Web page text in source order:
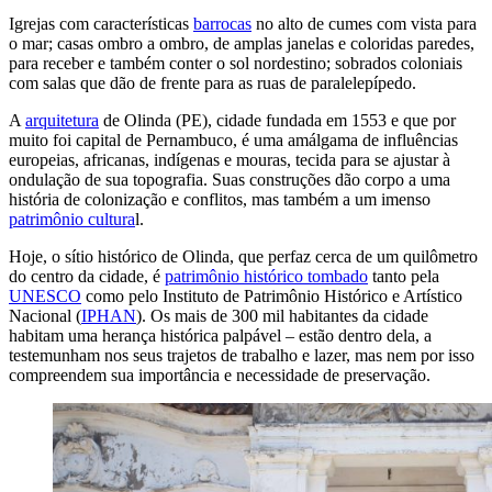
Igrejas com características barrocas no alto de cumes com vista para
o mar; casas ombro a ombro, de amplas janelas e coloridas paredes,
para receber e também conter o sol nordestino; sobrados coloniais
com salas que dão de frente para as ruas de paralelepípedo.
A arquitetura de Olinda (PE), cidade fundada em 1553 e que por
muito foi capital de Pernambuco, é uma amálgama de influências
europeias, africanas, indígenas e mouras, tecida para se ajustar à
ondulação de sua topografia. Suas construções dão corpo a uma
história de colonização e conflitos, mas também a um imenso
patrimônio cultural.
Hoje, o sítio histórico de Olinda, que perfaz cerca de um quilômetro
do centro da cidade, é patrimônio histórico tombado tanto pela
UNESCO como pelo Instituto de Patrimônio Histórico e Artístico
Nacional (IPHAN). Os mais de 300 mil habitantes da cidade
habitam uma herança histórica palpável – estão dentro dela, a
testemunham nos seus trajetos de trabalho e lazer, mas nem por isso
compreendem sua importância e necessidade de preservação.